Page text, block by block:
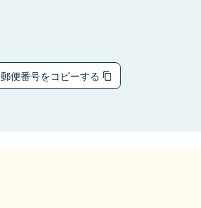
郵便番号をコピーする